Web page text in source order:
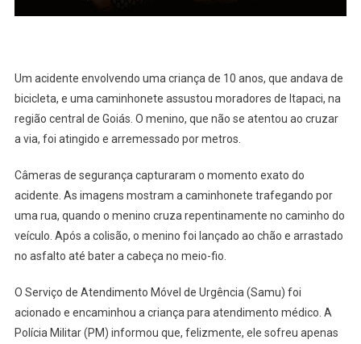
Um acidente envolvendo uma criança de 10 anos, que andava de
bicicleta, e uma caminhonete assustou moradores de Itapaci, na
região central de Goiás. O menino, que não se atentou ao cruzar
a via, foi atingido e arremessado por metros.
Câmeras de segurança capturaram o momento exato do
acidente. As imagens mostram a caminhonete trafegando por
uma rua, quando o menino cruza repentinamente no caminho do
veículo. Após a colisão, o menino foi lançado ao chão e arrastado
no asfalto até bater a cabeça no meio-fio.
O Serviço de Atendimento Móvel de Urgência (Samu) foi
acionado e encaminhou a criança para atendimento médico. A
Polícia Militar (PM) informou que, felizmente, ele sofreu apenas